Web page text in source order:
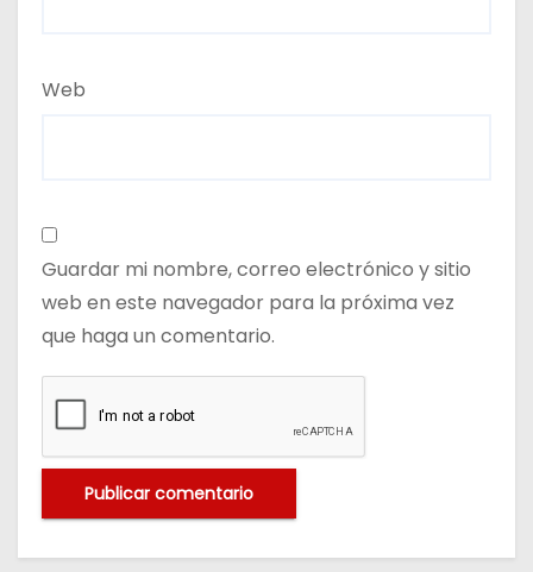
Web
Guardar mi nombre, correo electrónico y sitio
web en este navegador para la próxima vez
que haga un comentario.